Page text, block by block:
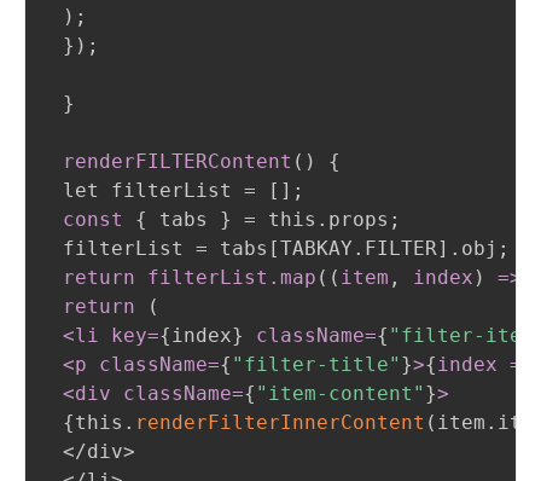
) ;
} ) ;
}
renderFILTERContent ( )
{
let filterList = [] ;
const
{ tabs } = this.props ;
filterList = tabs[TABKAY.FILTER].obj ;
return filterList .map ( ( item , index ) =>
return
(
<li key={index} className={ "filter-
<p className={ "filter-title" }>{index ==
<div className={ "item-content" }>
{this. renderFilterInnerContent (
</div>